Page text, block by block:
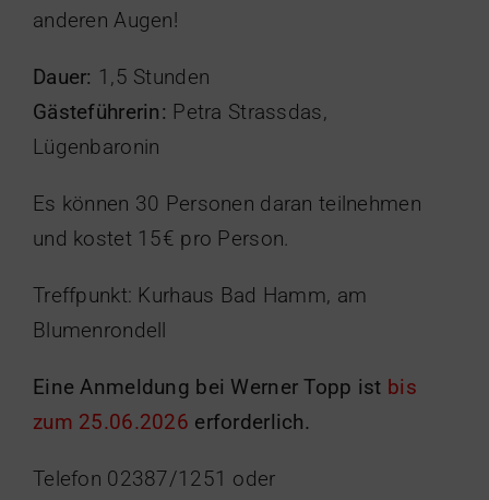
anderen Augen!
Dauer: 1,5 Stunden
Gästeführerin: Petra Strassdas,
Lügenbaronin
Es können 30 Personen daran teilnehmen
und kostet 15€ pro Person.
Treffpunkt: Kurhaus Bad Hamm, am
Blumenrondell
Eine Anmeldung bei Werner Topp ist bis
zum 25.06.2026 erforderlich.
Telefon 02387/1251 oder